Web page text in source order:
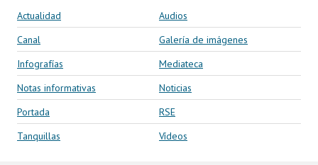
Actualidad
Audios
Canal
Galería de imágenes
Infografías
Mediateca
Notas informativas
Noticias
Portada
RSE
Tanquillas
Vídeos